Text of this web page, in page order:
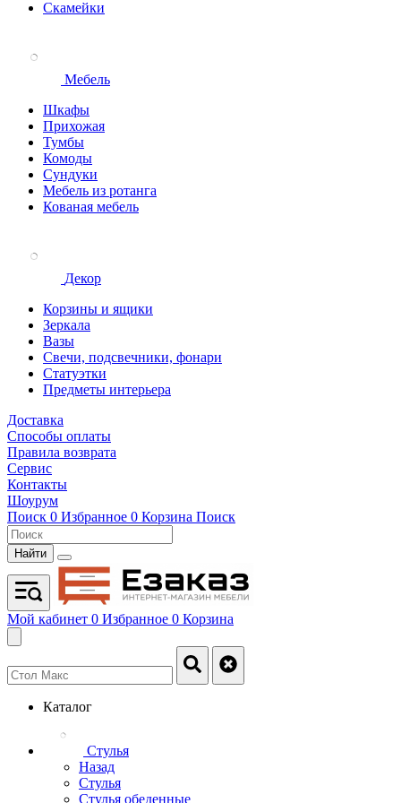
Скамейки
Мебель
Шкафы
Прихожая
Тумбы
Комоды
Сундуки
Мебель из ротанга
Кованая мебель
Декор
Корзины и ящики
Зеркала
Вазы
Свечи, подсвечники, фонари
Статуэтки
Предметы интерьера
Доставка
Способы оплаты
Правила возврата
Сервис
Контакты
Шоурум
Поиск 0 Избранное 0 Корзина Поиск
Найти
Мой кабинет 0 Избранное 0 Корзина
Каталог
Стулья
Назад
Стулья
Стулья обеденные